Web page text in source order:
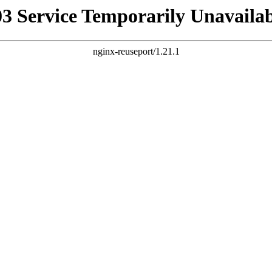
Service Temporarily
nginx-reuseport/1.21.1